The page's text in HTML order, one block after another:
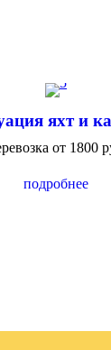
яхт и
от 1800
подробнее